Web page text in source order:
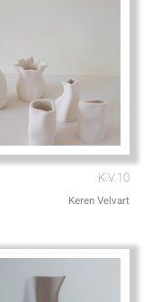
K.V.10
Keren Velvart